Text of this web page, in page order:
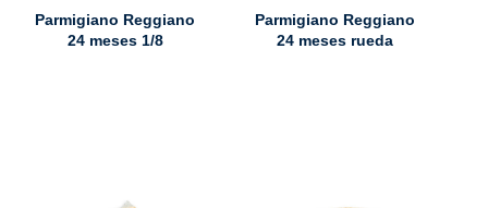
Parmigiano Reggiano
24 meses 1/8
Parmigiano Reggiano
24 meses rueda